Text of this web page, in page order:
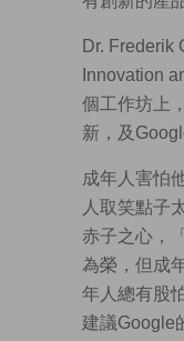
Dr. Frederik
Innovation
個工作坊上
新，及
成年人害怕
人取笑點子
赤子之心，
為榮，但成
年人總有股
建議Google